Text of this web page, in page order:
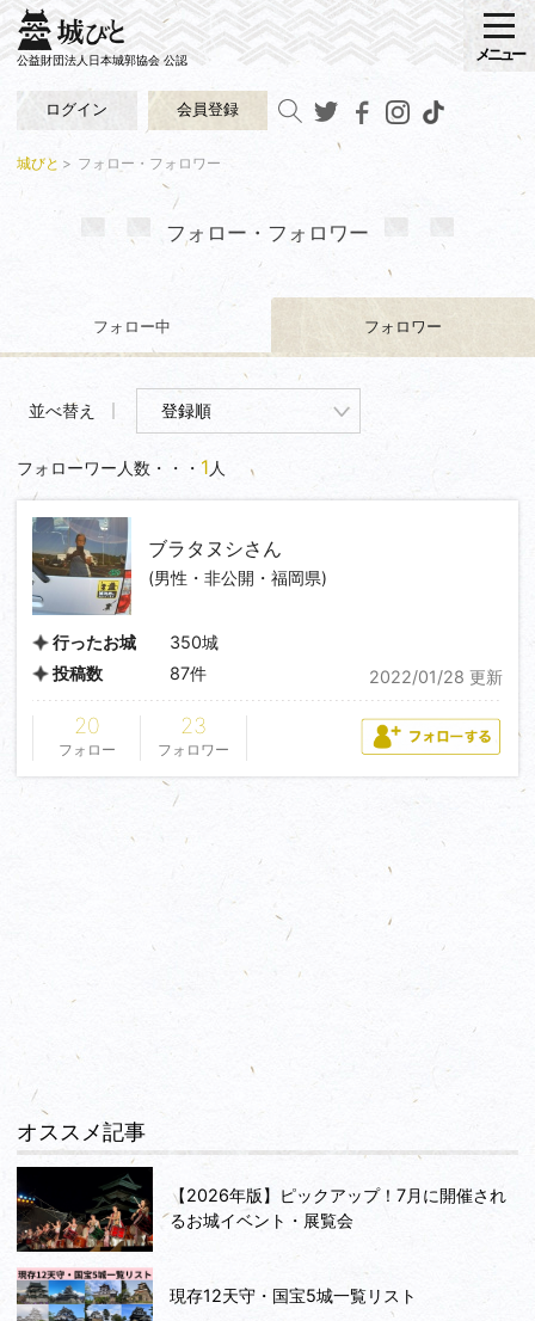
公益財団法人日本城郭協会 公認
ログイン 会員登録
メニュー
城びと フォロー・フォロワー
フォロー・フォロワー
フォロー中 フォロワー
並べ替え
フォローワー人数・・・ 1人
ブラタヌシさん
(男性・非公開・福岡県)
行ったお城 350城
投稿数 87件 2022/01/28 更新
20
フォロー
23
フォロワー
オススメ記事
【2026年版】ピックアップ！7月に開催され
るお城イベント・展覧会
現存12天守・国宝5城一覧リスト